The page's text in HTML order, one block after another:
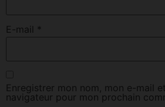
E-mail *
Enregistrer mon nom, mon e-mail
navigateur pour mon prochain